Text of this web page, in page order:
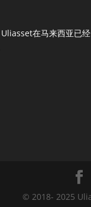
在马来西亚已经
© 2018- 2025